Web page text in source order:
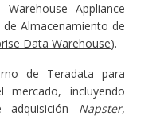
Appliance
Almacenamiento de
Data Warehouse).
de Teradata para
mercado, incluyendo
adquisición Napster,